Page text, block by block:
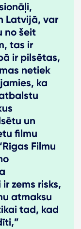
Latvijā, var
no šeit
tas ir
ir pilsētas,
netiek
ka
un
filmu
Filmu
zems risks,
atmaksu
tad, kad